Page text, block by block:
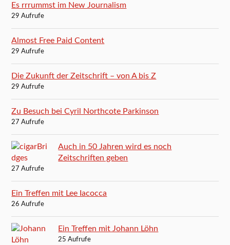
Es rrrummst im New Journalism
29 Aufrufe
Almost Free Paid Content
29 Aufrufe
Die Zukunft der Zeitschrift – von A bis Z
29 Aufrufe
Zu Besuch bei Cyril Northcote Parkinson
27 Aufrufe
Auch in 50 Jahren wird es noch
Zeitschriften geben
27 Aufrufe
Ein Treffen mit Lee Iacocca
26 Aufrufe
Ein Treffen mit Johann Löhn
25 Aufrufe